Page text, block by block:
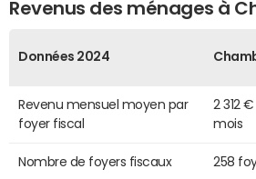
Revenus des ménages à
Données 2024
Revenu mensuel moyen par
foyer fiscal
2 312
mois
Nombre de foyers fiscaux 258